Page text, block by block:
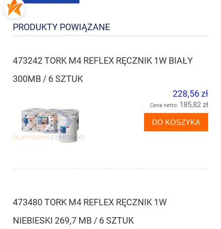
PRODUKTY POWIĄZANE
473242 TORK M4 REFLEX RĘCZNIK 1W BIAŁY
300MB / 6 SZTUK
228,56 zł
Cena netto: 185,82 zł
DO KOSZYKA
473480 TORK M4 REFLEX RĘCZNIK 1W
NIEBIESKI 269,7 MB / 6 SZTUK